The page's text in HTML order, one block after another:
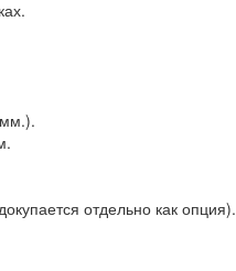
отдельно как опция).